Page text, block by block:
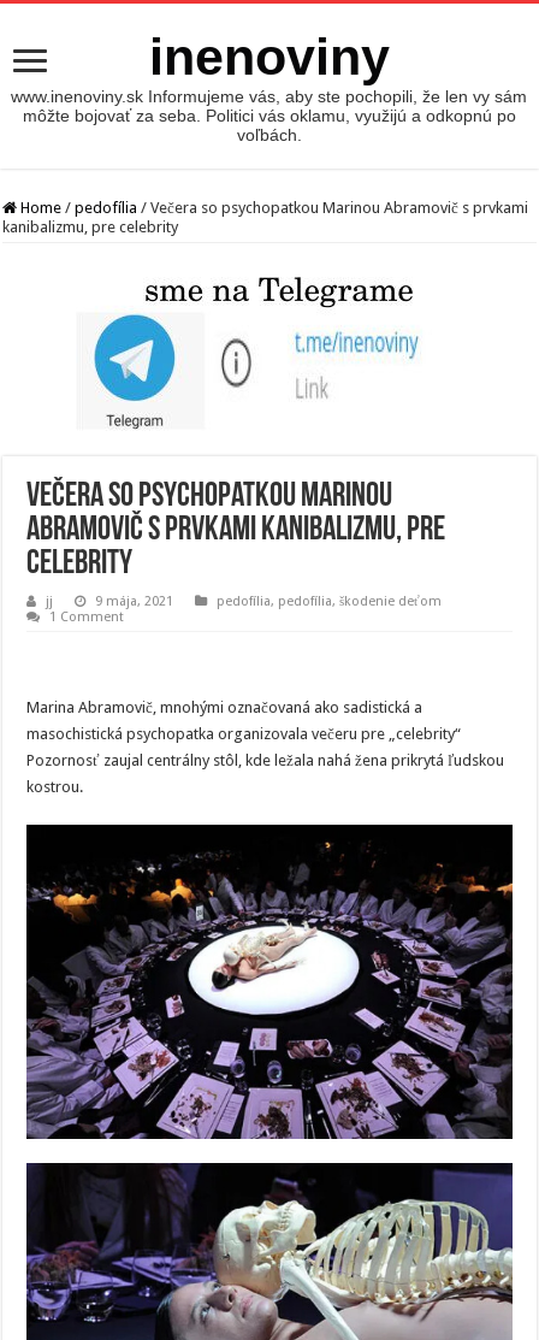
inenoviny
www.inenoviny.sk Informujeme vás, aby ste pochopili, že len vy sám
môžte bojovať za seba. Politici vás oklamu, využijú a odkopnú po
voľbách.
Home / pedofília / Večera so psychopatkou Marinou Abramovič s prvkami
kanibalizmu, pre celebrity
Večera so psychopatkou Marinou
Abramovič s prvkami kanibalizmu, pre
celebrity
jj 9 mája, 2021 pedofília, pedofília, škodenie deťom
1 Comment
Marina Abramovič, mnohými označovaná ako sadistická a
masochistická psychopatka organizovala večeru pre „celebrity“
Pozornosť zaujal centrálny stôl, kde ležala nahá žena prikrytá ľudskou
kostrou.